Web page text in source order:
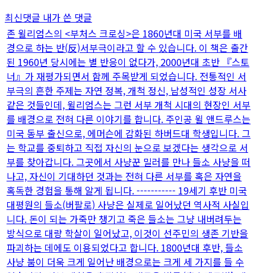
최신댓글 내가 쓴 댓글
존 윌리엄스의 <부처스 크로싱>은 1860년대 미국 서부를 배
경으로 하는 반(反)서부극이라고 할 수 있습니다. 이 책은 출간
된 1960년 당시에는 별 반응이 없다가, 2000년대 초반 『스토
너』가 재평가되면서 함께 주목받게 되었습니다. 전통적인 서
부극의 흔한 주제는 자연 정복, 개척 정신, 남성적인 성장 서사
같은 것들인데, 윌리엄스는 그런 서부 개척 시대의 현장인 서부
를 배경으로 전혀 다른 이야기를 합니다. 주인공 윌 앤드루스는
미국 동부 출신으로, 에머슨에 감화된 하버드대 학생입니다. 그
는 학교를 중퇴하고 직접 자신의 눈으로 보겠다는 생각으로 서
부를 찾아갑니다. 그곳에서 사냥꾼 밀러를 만나 들소 사냥을 떠
나고, 자신이 기대하던 것과는 전혀 다른 서부를 혹은 자연을
혹독한 경험을 통해 알게 됩니다. ----------- 19세기 후반 미국
대평원의 들소(버팔로) 사냥은 실제로 일어났던 역사적 사실입
니다. 돈이 되는 가죽만 챙기고 죽은 들소는 그냥 내버려두는
방식으로 대량 학살이 일어났고, 이것이 선주민의 생존 기반을
파괴하는 데에도 이용되었다고 합니다. 1800년대 후반, 들소
사냥 붐이 더욱 크게 일어난 배경으로는 크게 세 가지를 들 수